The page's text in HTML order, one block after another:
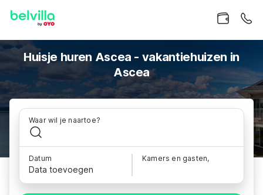
Huisje huren Ascea - vakantiehuizen in
Ascea
Waar wil je naartoe?
Datum
Data toevoegen
Kamers en gasten,